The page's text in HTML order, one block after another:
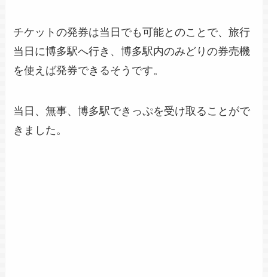
チケットの発券は当日でも可能とのことで、旅行
当日に博多駅へ行き、博多駅内のみどりの券売機
を使えば発券できるそうです。
当日、無事、博多駅できっぷを受け取ることがで
きました。